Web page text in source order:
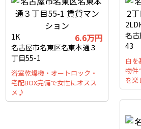
1K 6.6万円
名古屋市名東区名東本通３
丁目55-1
浴室乾燥機・オートロック・
宅配BOX完備で女性にオスス
メ♪
名
43
白を
物件
を